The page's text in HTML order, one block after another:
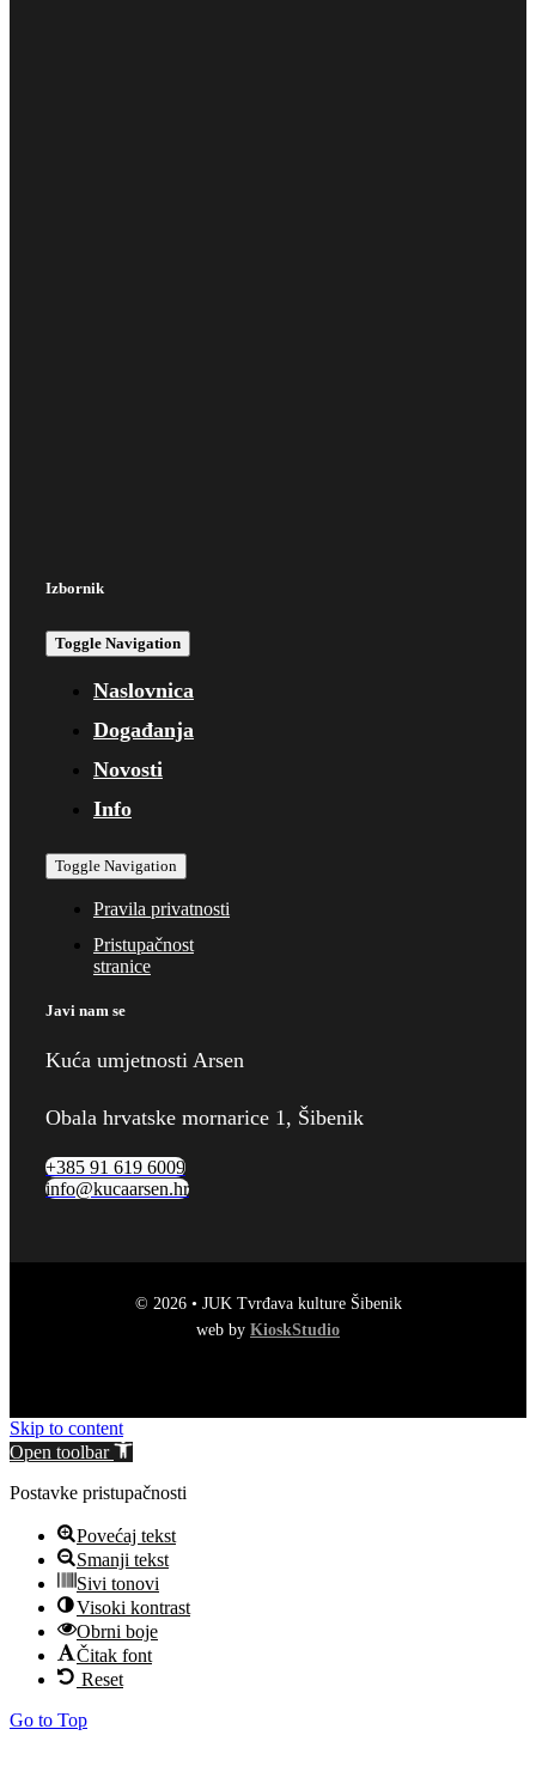
Izbornik
Toggle Navigation
Naslovnica
Događanja
Novosti
Info
Toggle Navigation
Pravila privatnosti
Pristupačnost
stranice
Javi nam se
Kuća umjetnosti Arsen
Obala hrvatske mornarice 1, Šibenik
+385 91 619 6009
info@kucaarsen.hr
© 2026 • JUK Tvrđava kulture Šibenik
web by KioskStudio
Skip to content
Open toolbar
Postavke pristupačnosti
Povećaj tekst
Smanji tekst
Sivi tonovi
Visoki kontrast
Obrni boje
Čitak font
Reset
Go to Top